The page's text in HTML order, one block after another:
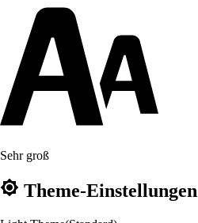
Sehr groß
Theme-Einstellungen